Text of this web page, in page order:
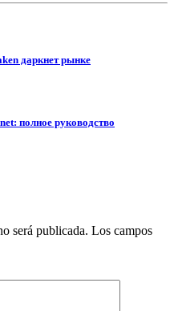
даркнет рынке
полное руководство
será publicada. Los campos